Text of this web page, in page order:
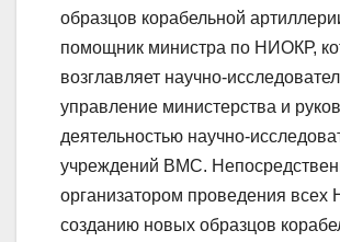
образцов корабельной
помощник министра по НИОКР,
возглавляет научно-
управление министерства и
деятельностью научно-
учреждений ВМС.
организатором проведения
созданию новых образцов